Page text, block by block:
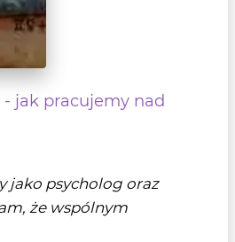
jak pracujemy nad
jako psycholog oraz
że wspólnym